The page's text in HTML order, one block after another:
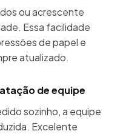
ou acrescente
Essa facilidade
de papel e
atualizado.
de equipe
sozinho, a equipe
Excelente